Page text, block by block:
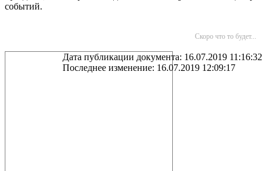
событий.
Скоро что то будет...
Дата публикации документа: 16.07.2019 11:16:32
Последнее изменение: 16.07.2019 12:09:17